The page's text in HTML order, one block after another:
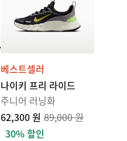
베스트셀러
나이키 프리 라이드
주니어 러닝화
62,300 원 89,000 원
30% 할인